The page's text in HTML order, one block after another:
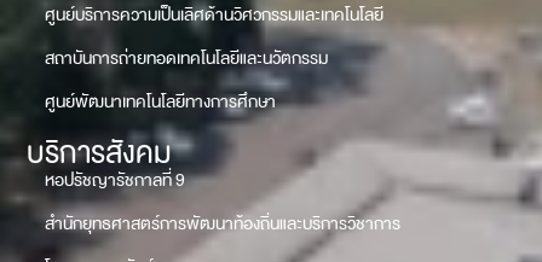
ศูนย์บริการความเป็นเลิศด้านวิศวกรรมและเทคโนโลยี
สถาบันการถ่ายทอดเทคโนโลยีและนวัตกรรม
ศูนย์พัฒนาเทคโนโลยีทางการศึกษา
บริการสังคม
หอปรัชญารัชกาลที่ 9
สำนักยุทธศาสตร์การพัฒนาท้องถิ่นและบริการวิชาการ